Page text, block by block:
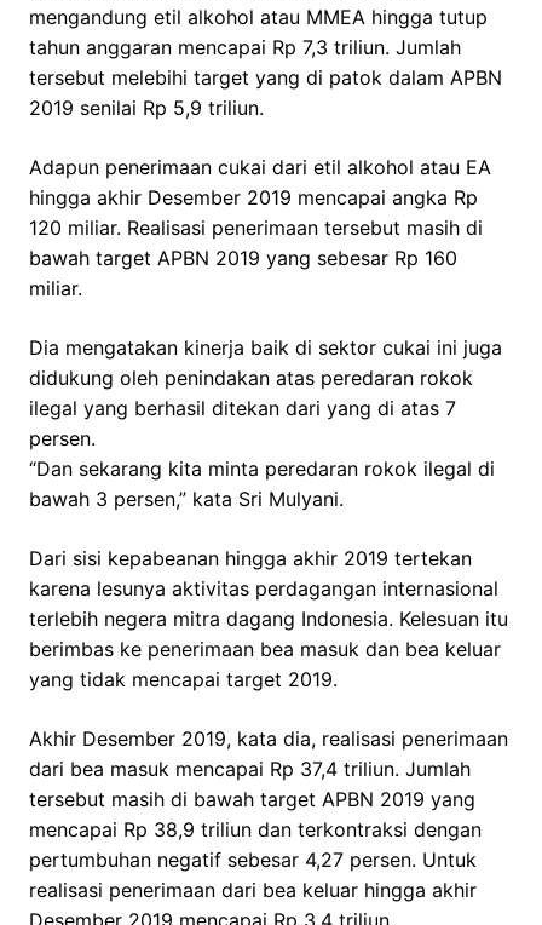
mengandung etil alkohol atau MMEA hingga tutup
tahun anggaran mencapai Rp 7,3 triliun. Jumlah
tersebut melebihi target yang di patok dalam APBN
2019 senilai Rp 5,9 triliun.
Adapun penerimaan cukai dari etil alkohol atau EA
hingga akhir Desember 2019 mencapai angka Rp
120 miliar. Realisasi penerimaan tersebut masih di
bawah target APBN 2019 yang sebesar Rp 160
miliar.
Dia mengatakan kinerja baik di sektor cukai ini juga
didukung oleh penindakan atas peredaran rokok
ilegal yang berhasil ditekan dari yang di atas 7
persen.
“Dan sekarang kita minta peredaran rokok ilegal di
bawah 3 persen,” kata Sri Mulyani.
Dari sisi kepabeanan hingga akhir 2019 tertekan
karena lesunya aktivitas perdagangan internasional
terlebih negera mitra dagang Indonesia. Kelesuan itu
berimbas ke penerimaan bea masuk dan bea keluar
yang tidak mencapai target 2019.
Akhir Desember 2019, kata dia, realisasi penerimaan
dari bea masuk mencapai Rp 37,4 triliun. Jumlah
tersebut masih di bawah target APBN 2019 yang
mencapai Rp 38,9 triliun dan terkontraksi dengan
pertumbuhan negatif sebesar 4,27 persen. Untuk
realisasi penerimaan dari bea keluar hingga akhir
Desember 2019 mencapai Rp 3,4 triliun.